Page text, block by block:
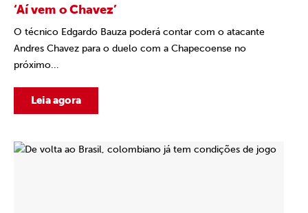
‘Aí vem o Chavez’
O técnico Edgardo Bauza poderá contar com o atacante
Andres Chavez para o duelo com a Chapecoense no
próximo...
Leia agora